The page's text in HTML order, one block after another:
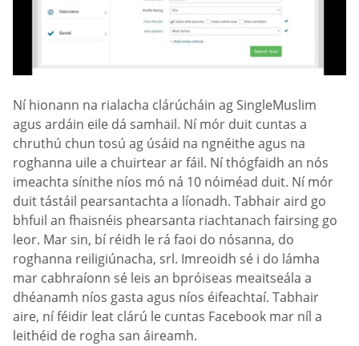
Ní hionann na rialacha clárúcháin ag SingleMuslim
agus ardáin eile dá samhail. Ní mór duit cuntas a
chruthú chun tosú ag úsáid na ngnéithe agus na
roghanna uile a chuirtear ar fáil. Ní thógfaidh an nós
imeachta sínithe níos mó ná 10 nóiméad duit. Ní mór
duit tástáil pearsantachta a líonadh. Tabhair aird go
bhfuil an fhaisnéis phearsanta riachtanach fairsing go
leor. Mar sin, bí réidh le rá faoi do nósanna, do
roghanna reiligiúnacha, srl. Imreoidh sé i do lámha
mar cabhraíonn sé leis an bpróiseas meaitseála a
dhéanamh níos gasta agus níos éifeachtaí. Tabhair
aire, ní féidir leat clárú le cuntas Facebook mar níl a
leithéid de rogha san áireamh.